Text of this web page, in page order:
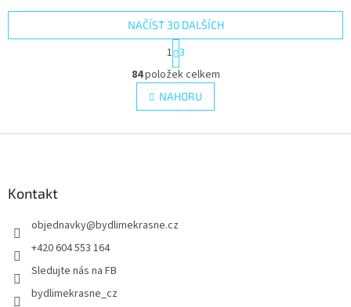
O
v
l
á
k
NAČÍST 30 DALŠÍCH
S
t
r
á
n
k
v
1 3
84položek celkem
NAHORU
Kontakt
objednavky@bydlimekrasne.cz
+420 604 553 164
Sledujte nás na FB
bydlimekrasne_cz